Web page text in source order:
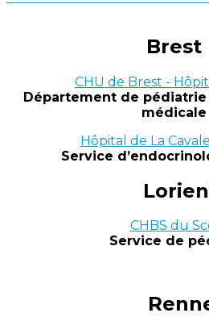
Brest
CHU de Brest -
Département de
médicale
Hôpital de La
Service
CHBS du
Service de